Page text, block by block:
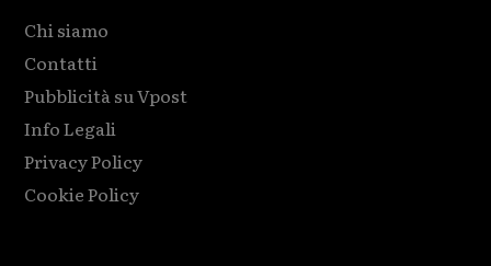
Chi siamo
Contatti
Pubblicità su Vpost
Info Legali
Privacy Policy
Cookie Policy